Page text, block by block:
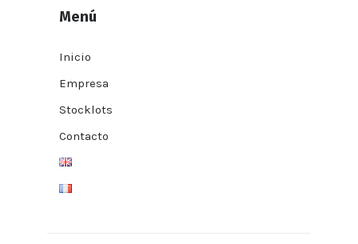
Menú
Inicio
Empresa
Stocklots
Contacto